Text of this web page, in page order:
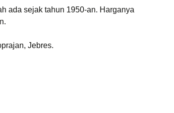
ada sejak tahun 1950-an. Harganya
Jebres.